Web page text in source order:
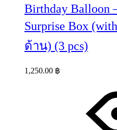
Birthday Balloon
Surprise Box
ด้าน) (3 pcs)
1,250.00 ฿